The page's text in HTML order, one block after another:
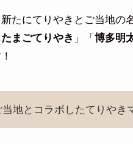
たにてりやきとご当地の
まごてりやき 」「 博多明
当地とコラボしたてりやき